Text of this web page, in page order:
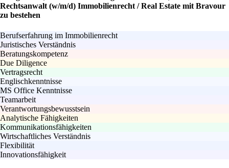
Rechtsanwalt (w/m/d) Immobilienrecht / Real Estate mit Bravour
zu bestehen
Berufserfahrung im Immobilienrecht
Juristisches Verständnis
Beratungskompetenz
Due Diligence
Vertragsrecht
Englischkenntnisse
MS Office Kenntnisse
Teamarbeit
Verantwortungsbewusstsein
Analytische Fähigkeiten
Kommunikationsfähigkeiten
Wirtschaftliches Verständnis
Flexibilität
Innovationsfähigkeit